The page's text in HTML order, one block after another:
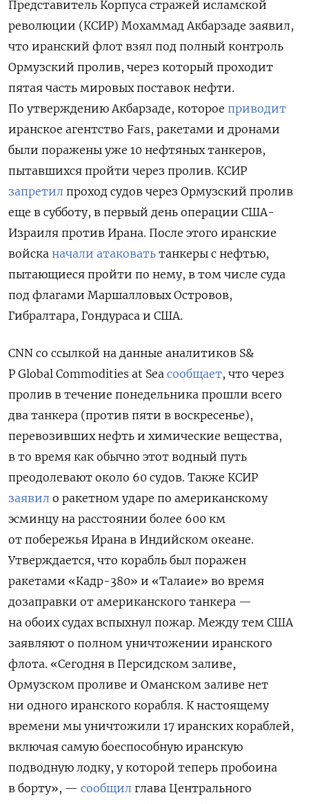
Представитель Корпуса стражей исламской
революции (КСИР) Мохаммад Акбарзаде заявил,
что иранский флот взял под полный контроль
Ормузский пролив, через который проходит
пятая часть мировых поставок нефти.
По утверждению Акбарзаде, которое приводит
иранское агентство Fars, ракетами и дронами
были поражены уже 10 нефтяных танкеров,
пытавшихся пройти через пролив. КСИР
запретил проход судов через Ормузский пролив
еще в субботу, в первый день операции США-
Израиля против Ирана. После этого иранские
войска начали атаковать танкеры с нефтью,
пытающиеся пройти по нему, в том числе суда
под флагами Маршалловых Островов,
Гибралтара, Гондураса и США.
CNN со ссылкой на данные аналитиков S&
P Global Commodities at Sea сообщает, что через
пролив в течение понедельника прошли всего
два танкера (против пяти в воскресенье),
перевозивших нефть и химические вещества,
в то время как обычно этот водный путь
преодолевают около 60 судов. Также КСИР
заявил о ракетном ударе по американскому
эсминцу на расстоянии более 600 км
от побережья Ирана в Индийском океане.
Утверждается, что корабль был поражен
ракетами «Кадр-380» и «Талаие» во время
дозаправки от американского танкера —
на обоих судах вспыхнул пожар. Между тем США
заявляют о полном уничтожении иранского
флота. «Сегодня в Персидском заливе,
Ормузском проливе и Оманском заливе нет
ни одного иранского корабля. К настоящему
времени мы уничтожили 17 иранских кораблей,
включая самую боеспособную иранскую
подводную лодку, у которой теперь пробоина
в борту», — сообщил глава Центрального